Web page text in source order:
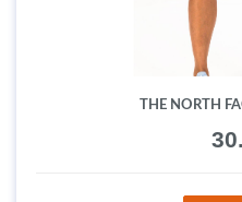
THE NORTH